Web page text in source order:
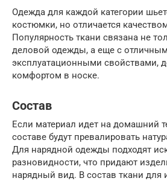
Одежда для каждой категории
костюмки, но отличается
Популярность ткани связана не
деловой одежды, а еще с
эксплуатационными свойствами,
комфортом в носке.
Состав
Если материал идет на домашний
составе будут превалировать
Для нарядной одежды подходят
разновидности, что придают
нарядный вид. В состав ткани для